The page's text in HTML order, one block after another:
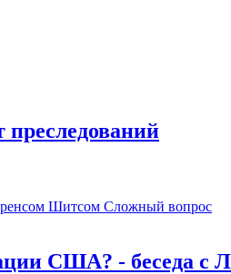
Сложный вопрос
США? - беседа с